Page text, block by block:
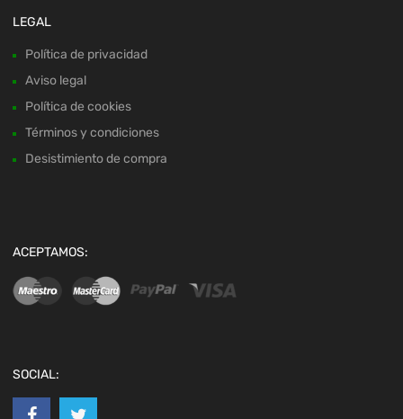
LEGAL
Política de privacidad
Aviso legal
Política de cookies
Términos y condiciones
Desistimiento de compra
ACEPTAMOS:
SOCIAL: